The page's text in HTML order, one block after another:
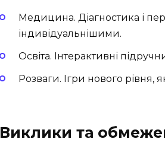
Медицина. Діагностика і
індивідуальнішими.
Освіта. Інтерактивні
Розваги. Ігри нового рівня,
Виклики та